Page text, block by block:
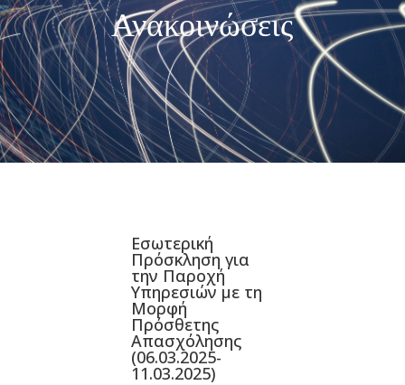
Ανακοινώσεις
Εσωτερική
Πρόσκληση για
την Παροχή
Υπηρεσιών με τη
Μορφή
Πρόσθετης
Απασχόλησης
(06.03.2025-
11.03.2025)